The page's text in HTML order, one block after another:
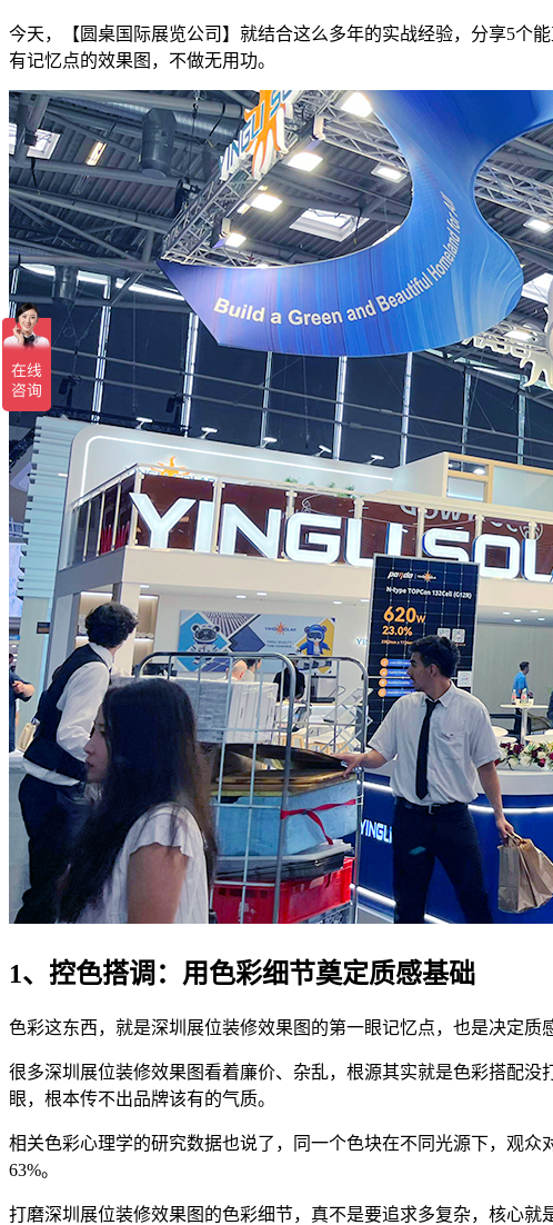
今天，【圆桌国际展览公司】就结合这么多年的实战经验，分享5个
有记忆点的效果图，不做无用功。
1、控色搭调：用色彩细节奠定质感基础
色彩这东西，就是深圳展位装修效果图的第一眼记忆点，也是决定质
很多深圳展位装修效果图看着廉价、杂乱，根源其实就是色彩搭配
眼，根本传不出品牌该有的气质。
相关色彩心理学的研究数据也说了，同一个色块在不同光源下，观
63%。
打磨深圳展位装修效果图的色彩细节，真不是要追求多复杂，核心就